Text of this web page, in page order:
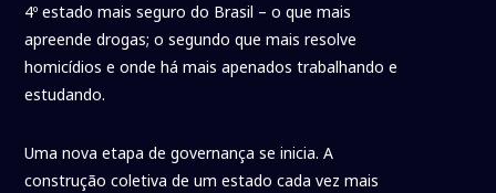
4º estado mais seguro do Brasil – o que mais
apreende drogas; o segundo que mais resolve
homicídios e onde há mais apenados trabalhando e
estudando.
Uma nova etapa de governança se inicia. A
construção coletiva de um estado cada vez mais